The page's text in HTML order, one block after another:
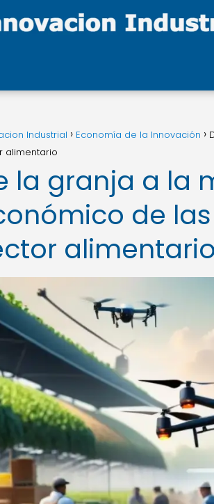
Industrial Economía de la Innovación
alimentario
la granja a la
de
alimentario